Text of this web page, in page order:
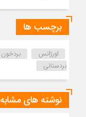
برچسب ها
اورژانس بردخون
بردستانی
نوشته های مشابه